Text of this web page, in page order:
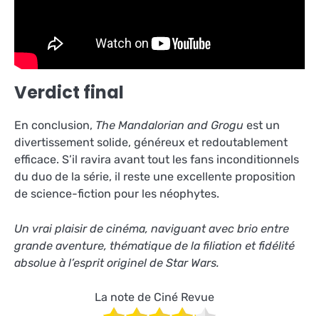
Verdict final
En conclusion, The Mandalorian and Grogu est un
divertissement solide, généreux et redoutablement
efficace. S’il ravira avant tout les fans inconditionnels
du duo de la série, il reste une excellente proposition
de science-fiction pour les néophytes.
Un vrai plaisir de cinéma, naviguant avec brio entre
grande aventure, thématique de la filiation et fidélité
absolue à l’esprit originel de Star Wars.
La note de Ciné Revue